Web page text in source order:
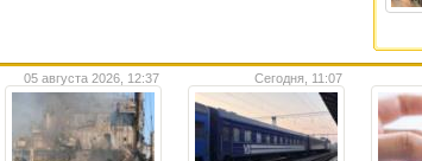
05 августа 2026, 12:37 Сегодня, 11:07